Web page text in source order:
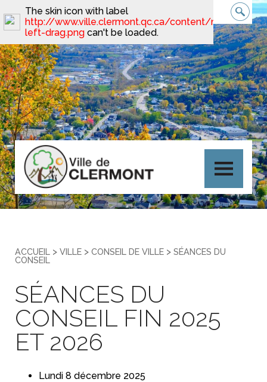
ACCUEIL > VILLE > CONSEIL DE VILLE > SÉANCES DU
CONSEIL
SÉANCES DU
CONSEIL FIN 2025
ET 2026
Lundi 8 décembre 2025
The skin icon with label
http://www.ville.clermont.qc.ca/content/
left-drag.png can't be loaded.